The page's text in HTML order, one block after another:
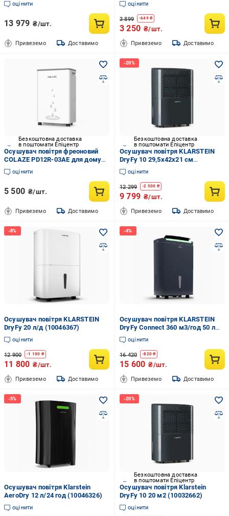
оцінити
13 979 ₴/шт.
Привеземо Доставимо
(30476562)
оцінити
3 899 -649₴
3 250 ₴/шт.
Привеземо Доставимо
Безкоштовна доставка
в поштомати Епіцентр
Осушувач повітря фреоновий
COLAZE PD12R-03AE для дому
ванної підвала від вологи та
цвілі 2,5 л
оцінити
5 500 ₴/шт.
Привеземо Доставимо
Безкоштовна доставка
в поштомати Епіцентр
Осушувач повітря KLARSTEIN
DryFy 10 29,5x42x21 см
(10032662)
оцінити
12 299 -2 500 ₴
9 799 ₴/шт.
Привеземо Доставимо
Осушувач повітря KLARSTEIN
DryFy 20 л/д (10046367)
оцінити
12 900 -1 100 ₴
11 800 ₴/шт.
Привеземо Доставимо
Осушувач повітря KLARSTEIN
DryFy Connect 360 м3/год 50 л
(10045541)
оцінити
16 420 -820₴
15 600 ₴/шт.
Привеземо Доставимо
Осушувач повітря Klarstein
AeroDry 12 л/24 год (10046326)
оцінити
Безкоштовна доставка
в поштомати Епіцентр
Осушувач повітря Klarstein
DryFy 10 20 м2 (10032662)
оцінити